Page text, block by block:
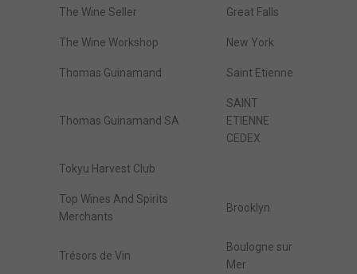
The Wine Seller Great Falls
The Wine Workshop New York
Thomas Guinamand Saint Etienne
Thomas Guinamand SA
SAINT
ETIENNE
CEDEX
Tokyu Harvest Club
Top Wines And Spirits
Merchants
Brooklyn
Trésors de Vin
Boulogne sur
Mer